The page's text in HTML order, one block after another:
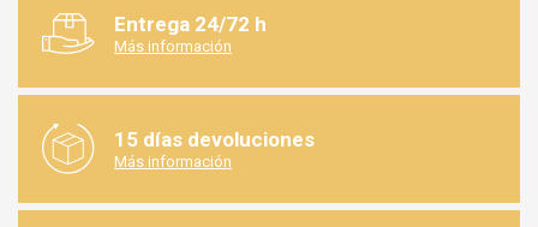
Entrega 24/72 h
Más información
15 días devoluciones
Más información